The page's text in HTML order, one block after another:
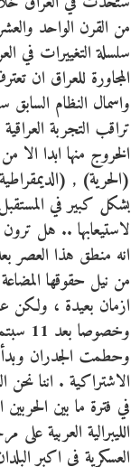
من القرن الواحد
سلسلة التغييرات في
المجاورة للعراق ان
واسمال النظام
تراقب التجربة
الخروج منها ابدا الا
(الحرية) ,
بشكل كبير في
لاستيعابها .. هل
انه منطق هذا العصر
من نيل حقوقها
ازمان بعيدة ، ولكن
وحطمت الجدران
الاشتراكية . اننا نحن
في فترة ما بين
الليبرالية العربية
العسكرية في اكبر